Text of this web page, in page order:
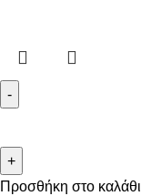
Προσθήκη στο καλάθι